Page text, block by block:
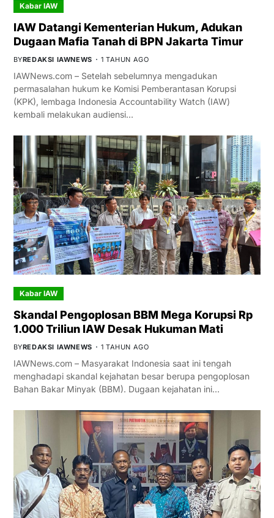
Kabar IAW
IAW Datangi Kementerian Hukum, Adukan
Dugaan Mafia Tanah di BPN Jakarta Timur
BYREDAKSI IAWNEWS 1 TAHUN AGO
IAWNews.com – Setelah sebelumnya mengadukan
permasalahan hukum ke Komisi Pemberantasan Korupsi
(KPK), lembaga Indonesia Accountability Watch (IAW)
kembali melakukan audiensi…
Kabar IAW
Skandal Pengoplosan BBM Mega Korupsi Rp
1.000 Triliun IAW Desak Hukuman Mati
BYREDAKSI IAWNEWS 1 TAHUN AGO
IAWNews.com – Masyarakat Indonesia saat ini tengah
menghadapi skandal kejahatan besar berupa pengoplosan
Bahan Bakar Minyak (BBM). Dugaan kejahatan ini…